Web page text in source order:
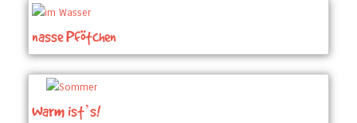
nasse Pfötchen
Warm ist’s!